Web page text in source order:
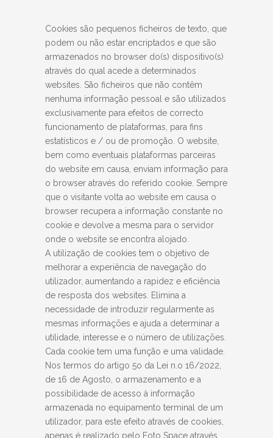
Cookies são pequenos ficheiros de texto, que
podem ou não estar encriptados e que são
armazenados no browser do(s) dispositivo(s)
através do qual acede a determinados
websites. São ficheiros que não contêm
nenhuma informação pessoal e são utilizados
exclusivamente para efeitos de correcto
funcionamento de plataformas, para fins
estatísticos e / ou de promoção. O website,
bem como eventuais plataformas parceiras
do website em causa, enviam informação para
o browser através do referido cookie. Sempre
que o visitante volta ao website em causa o
browser recupera a informação constante no
cookie e devolve a mesma para o servidor
onde o website se encontra alojado.
A utilização de cookies tem o objetivo de
melhorar a experiência de navegação do
utilizador, aumentando a rapidez e eficiência
de resposta dos websites. Elimina a
necessidade de introduzir regularmente as
mesmas informações e ajuda a determinar a
utilidade, interesse e o número de utilizações.
Cada cookie tem uma função e uma validade.
Nos termos do artigo 5o da Lei n.o 16/2022,
de 16 de Agosto, o armazenamento e a
possibilidade de acesso à informação
armazenada no equipamento terminal de um
utilizador, para este efeito através de cookies,
apenas é realizado pelo Foto Space através